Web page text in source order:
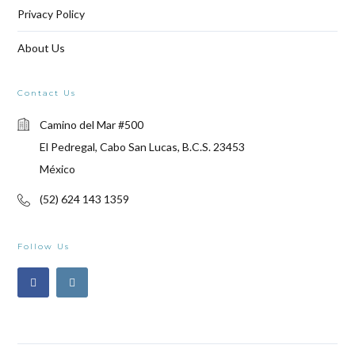
Privacy Policy
About Us
Contact Us
Camino del Mar #500
El Pedregal, Cabo San Lucas, B.C.S. 23453
México
(52) 624 143 1359
Follow Us